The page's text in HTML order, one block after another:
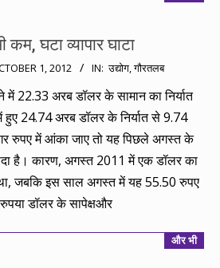
कम, घटा व्यापार घाटा
1, 2012 IN: उद्योग,गौरतलब
22.33 अरब डॉलर के सामान का निर्यात
24.74 अरब डॉलर के निर्यात से 9.74
रुपए में आंका जाए तो यह पिछले अगस्त के
है। कारण, अगस्त 2011 में एक डॉलर का
जबकि इस साल अगस्त में यह 55.50 रुपए
डॉलर के सापेक्षऔर
और भी